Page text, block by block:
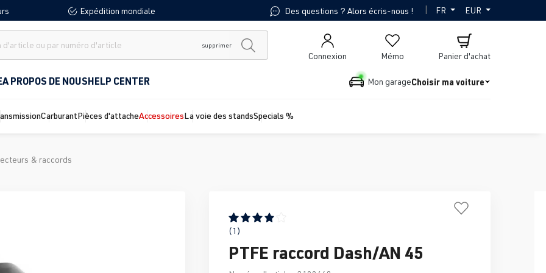
Expédition mondiale Des questions ? Alors écris-nous ! | FR EUR
supprimer
Mémo
Connexion Panier d'achat
A PROPOS DE NOUSHELP CENTER Mon garageChoisir ma voiture
CarburantPièces d'attacheAccessoiresLa voie des standsSpecials %
& raccords
Note moyenne de 4 sur 5 étoiles
(1)
PTFE raccord Dash/AN 45